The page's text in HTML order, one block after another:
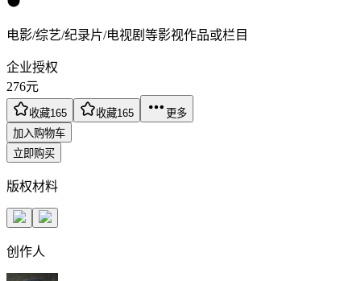
电影/综艺/纪录片/电视剧等影视作品或栏目
企业授权
276元
收藏165 收藏165
更多
加入购物车
立即购买
版权材料
创作人